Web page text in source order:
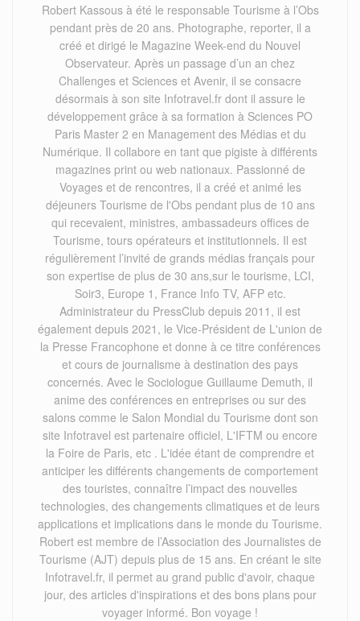
Robert Kassous à été le responsable Tourisme à l’Obs
pendant près de 20 ans. Photographe, reporter, il a
créé et dirigé le Magazine Week-end du Nouvel
Observateur. Après un passage d’un an chez
Challenges et Sciences et Avenir, il se consacre
désormais à son site Infotravel.fr dont il assure le
développement grâce à sa formation à Sciences PO
Paris Master 2 en Management des Médias et du
Numérique. Il collabore en tant que pigiste à différents
magazines print ou web nationaux. Passionné de
Voyages et de rencontres, il a créé et animé les
déjeuners Tourisme de l'Obs pendant plus de 10 ans
qui recevaient, ministres, ambassadeurs offices de
Tourisme, tours opérateurs et institutionnels. Il est
régulièrement l’invité de grands médias français pour
son expertise de plus de 30 ans,sur le tourisme, LCI,
Soir3, Europe 1, France Info TV, AFP etc.
Administrateur du PressClub depuis 2011, il est
également depuis 2021, le Vice-Président de L'union de
la Presse Francophone et donne à ce titre conférences
et cours de journalisme à destination des pays
concernés. Avec le Sociologue Guillaume Demuth, il
anime des conférences en entreprises ou sur des
salons comme le Salon Mondial du Tourisme dont son
site Infotravel est partenaire officiel, L'IFTM ou encore
la Foire de Paris, etc . L'idée étant de comprendre et
anticiper les différents changements de comportement
des touristes, connaître l’impact des nouvelles
technologies, des changements climatiques et de leurs
applications et implications dans le monde du Tourisme.
Robert est membre de l’Association des Journalistes de
Tourisme (AJT) depuis plus de 15 ans. En créant le site
Infotravel.fr, il permet au grand public d'avoir, chaque
jour, des articles d'inspirations et des bons plans pour
voyager informé. Bon voyage !